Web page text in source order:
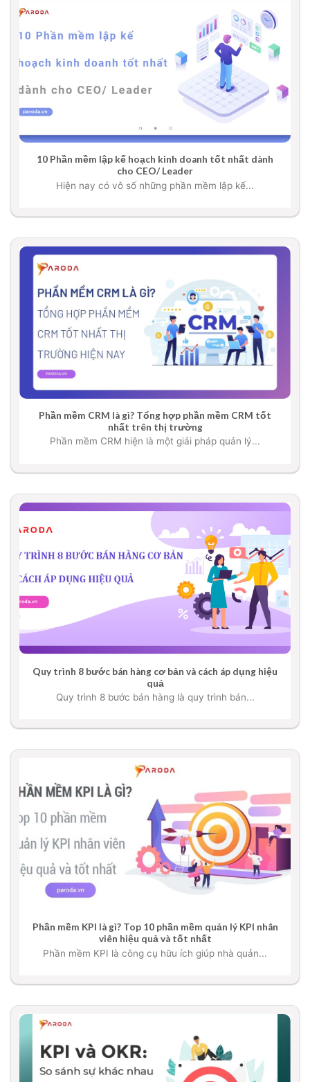
10 Phần mềm lập kế hoạch kinh doanh tốt nhất dành
cho CEO/ Leader
Hiện nay có vô số những phần mềm lập kế...
Phần mềm CRM là gì? Tổng hợp phần mềm CRM tốt
nhất trên thị trường
Phần mềm CRM hiện là một giải pháp quản lý...
Quy trình 8 bước bán hàng cơ bản và cách áp dụng hiệu
quả
Quy trình 8 bước bán hàng là quy trình bán...
Phần mềm KPI là gì? Top 10 phần mềm quản lý KPI nhân
viên hiệu quả và tốt nhất
Phần mềm KPI là công cụ hữu ích giúp nhà quản...